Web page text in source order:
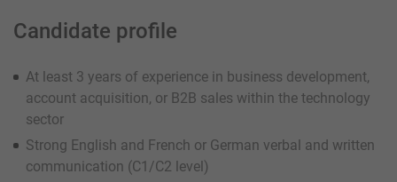
Candidate profile
At least 3 years of experience in business development,
account acquisition, or B2B sales within the technology
sector
Strong English and French or German verbal and written
communication (C1/C2 level)